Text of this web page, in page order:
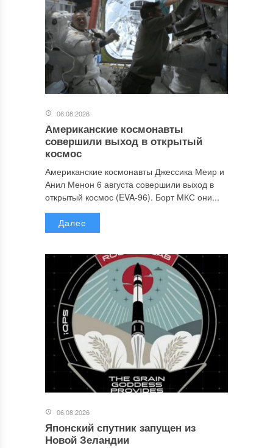
06.08.2026
Американские космонавты
совершили выход в открытый
космос
Американские космонавты Джессика Меир и
Анил Менон 6 августа совершили выход в
открытый космос (EVA-96). Борт МКС они...
Далее
06.08.2026
Японский спутник запущен из
Новой Зеландии